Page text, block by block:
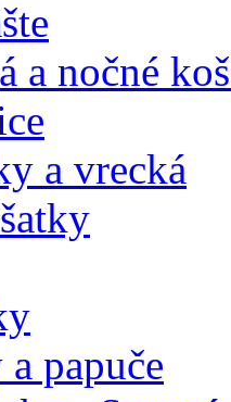
a nočné
a vrecká
papuče